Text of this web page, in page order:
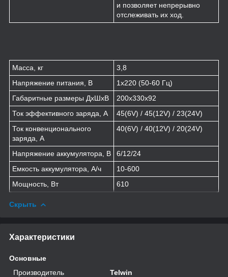
и позволяет непрерывно
отслеживать их ход.
Масса, кг
3,8
Напряжение питания, В
1х220 (50-60 Гц)
Габаритные размеры ДхШхВ
200х330х92
Ток эффективного заряда, А
45(6V) / 45(12V) / 23(24V)
Ток конвенционального
заряда, А
40(6V) / 40(12V) / 20(24V)
Напряжение аккумулятора, В
6/12/24
Емкость аккумулятора, А/ч
10-600
Мощность, Вт
610
Скрыть
Характеристики
Основные
Производитель
Telwin